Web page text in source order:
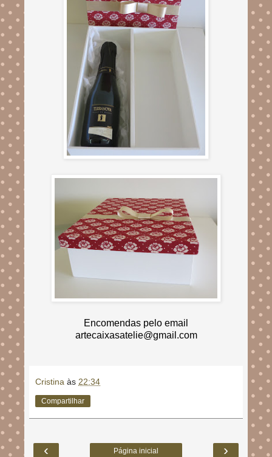
Encomendas pelo email
artecaixasatelie@gmail.com
Cristina às 22:34
Compartilhar
‹ ›
Página inicial